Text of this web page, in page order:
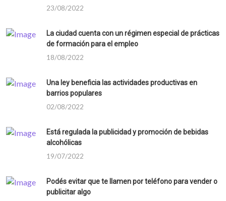
23/08/2022
La ciudad cuenta con un régimen especial de prácticas
de formación para el empleo
18/08/2022
Una ley beneficia las actividades productivas en
barrios populares
02/08/2022
Está regulada la publicidad y promoción de bebidas
alcohólicas
19/07/2022
Podés evitar que te llamen por teléfono para vender o
publicitar algo